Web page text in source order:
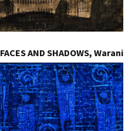
FACES AND SHADOWS, Warani